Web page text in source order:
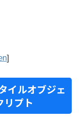
]
イルオブジェ
リプト